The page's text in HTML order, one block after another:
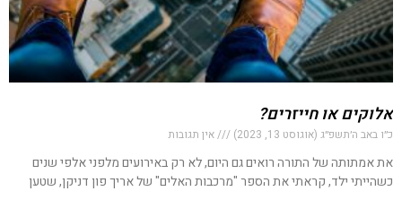
אלוקים או חייזרים?
כ״ו באב ה׳תשפ״ג (אוגוסט 13, 2023) אין תגובות
את אמתותה של התורה רואים גם היום, לא רק באירועים מלפני אלפי שנים
כשהייתי ילד, קראתי את הספר "מרכבות האלים" של אריך פון דניקן, שטען